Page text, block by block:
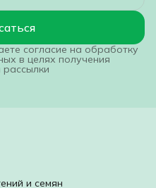
согласие на обработку
в целях получения
и семян